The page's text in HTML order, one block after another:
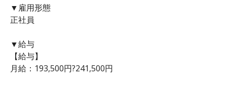
▼雇用形態
正社員
▼給与
【給与】
月給：193,500円?241,500円